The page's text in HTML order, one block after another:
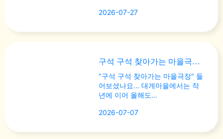
2026-07-27
구석 구석 찾아가는 마을극장 지원사업 진행
"구석 구석 찾아가는 마을극장" 들
어보셨나요... 대게마을에서는 작
년에 이어 올해도…
2026-07-07